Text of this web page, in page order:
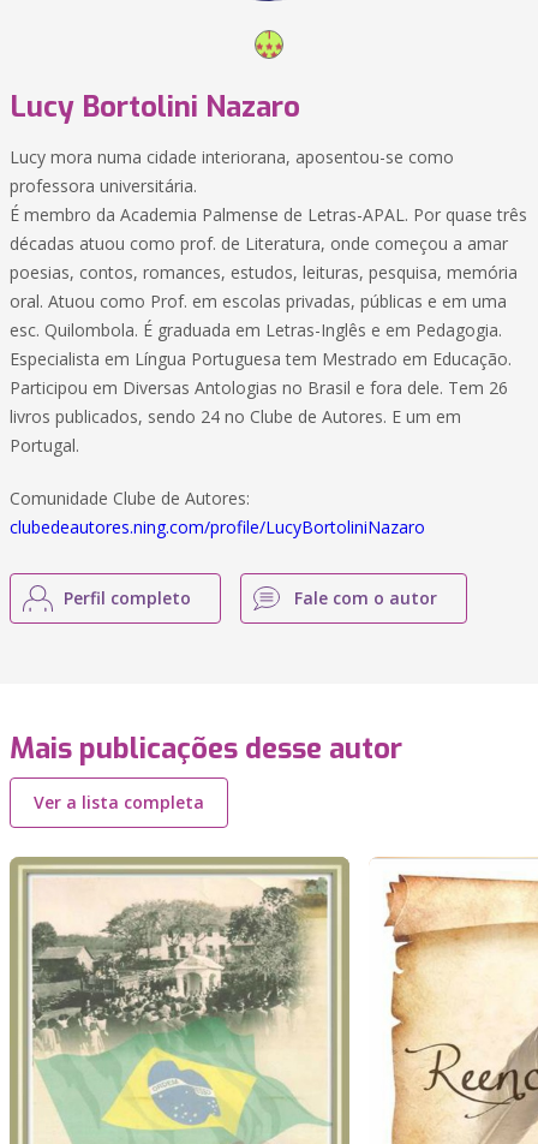
Lucy Bortolini Nazaro
Lucy mora numa cidade interiorana, aposentou-se como
professora universitária.
É membro da Academia Palmense de Letras-APAL. Por quase três
décadas atuou como prof. de Literatura, onde começou a amar
poesias, contos, romances, estudos, leituras, pesquisa, memória
oral. Atuou como Prof. em escolas privadas, públicas e em uma
esc. Quilombola. É graduada em Letras-Inglês e em Pedagogia.
Especialista em Língua Portuguesa tem Mestrado em Educação.
Participou em Diversas Antologias no Brasil e fora dele. Tem 26
livros publicados, sendo 24 no Clube de Autores. E um em
Portugal.
Comunidade Clube de Autores:
clubedeautores.ning.com/profile/LucyBortoliniNazaro
Perfil completo Fale com o autor
Mais publicações desse autor
Ver a lista completa